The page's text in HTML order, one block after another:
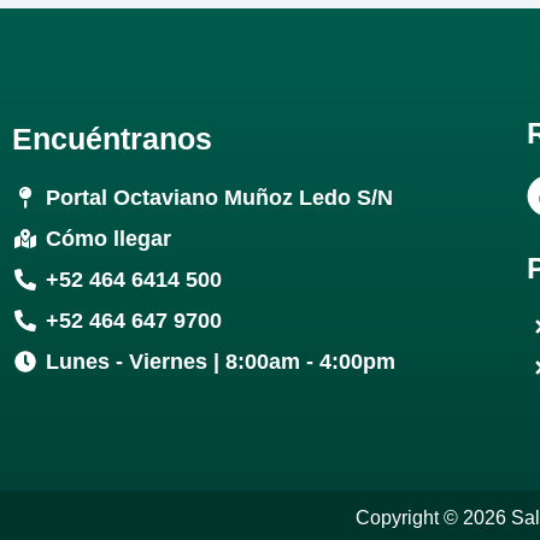
Encuéntranos
Portal Octaviano Muñoz Ledo S/N
Cómo llegar
+52 464 6414 500
+52 464 647 9700
Lunes - Viernes | 8:00am - 4:00pm
Copyright © 2026